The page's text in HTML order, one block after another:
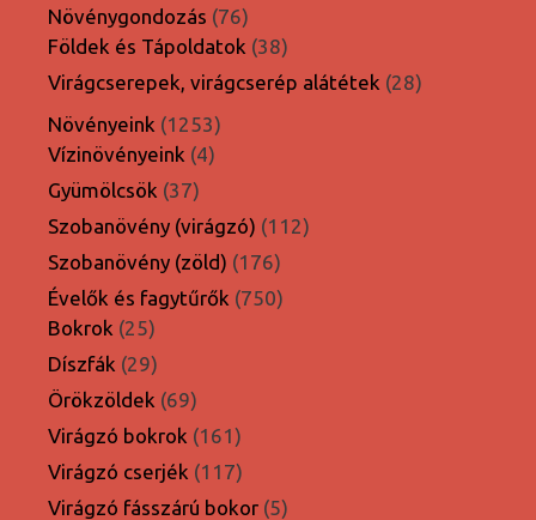
termék
Növénygondozás 7676
termék
Földek és Tápoldatok 3838
termék
Virágcserepek, virágcserép alátétek 2828
Növényeink 12531253
termék
Vízinövényeink 44
Gyümölcsök 3737
termék
Szobanövény (virágzó) 112112
Szobanövény (zöld) 176176
termék
Évelők és fagytűrők 750750
Bokrok 2525
termék
Díszfák 2929
termék
Örökzöldek 6969
termék
Virágzó bokrok 161161
termék
Virágzó cserjék 117117
termék
Virágzó fásszárú bokor 55